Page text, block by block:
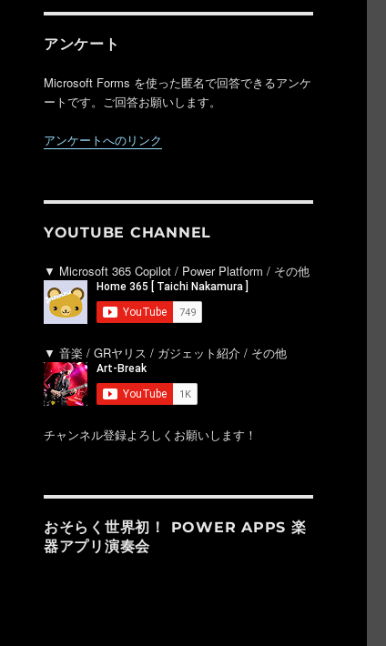
アンケート
Microsoft Forms を使った匿名で回答できるアンケ
ートです。ご回答お願いします。
アンケートへのリンク
YOUTUBE CHANNEL
▼ Microsoft 365 Copilot / Power Platform / その他
▼ 音楽 / GRヤリス / ガジェット紹介 / その他
チャンネル登録よろしくお願いします！
おそらく世界初！ POWER APPS 楽
器アプリ演奏会